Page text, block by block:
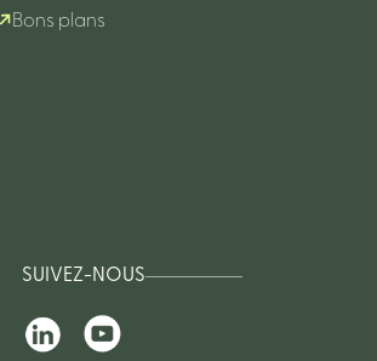
Bons plans
SUIVEZ-NOUS